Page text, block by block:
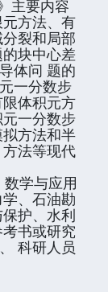
主要内容
方法、有
裂和局部
块中心差
体问 题的
一分数步
体积元方
一分数步
方法和半
法等现代
学与应用
、石油勘
护、水利
书或研究
科研人员